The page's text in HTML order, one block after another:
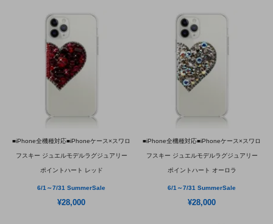
■iPhone全機種対応■iPhoneケース×スワロ
フスキー ジュエルモデルラグジュアリー
ポイントハート レッド
6/1～7/31 SummerSale
¥28,000
■iPhone全機種対応■iPhoneケース×スワロ
フスキー ジュエルモデルラグジュアリー
ポイントハート オーロラ
6/1～7/31 SummerSale
¥28,000